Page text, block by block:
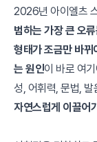
2026년 아이엘츠
범하는 가장 큰 오
형태가 조금만 바뀌
는 원인이 바로 여
성, 어휘력, 문법,
자연스럽게 이끌어